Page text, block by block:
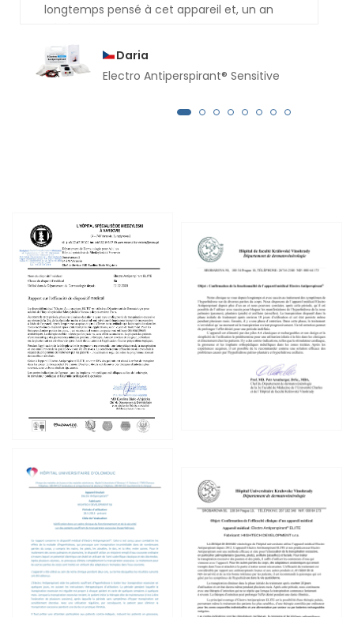
longtemps pensé à cet appareil et, un an
maintenant très bon, j'aurais dû l'acheter
bien plus tôt. Depuis plusieurs mois, aucune
Daria
Electro Antiperspirant® Sensitive